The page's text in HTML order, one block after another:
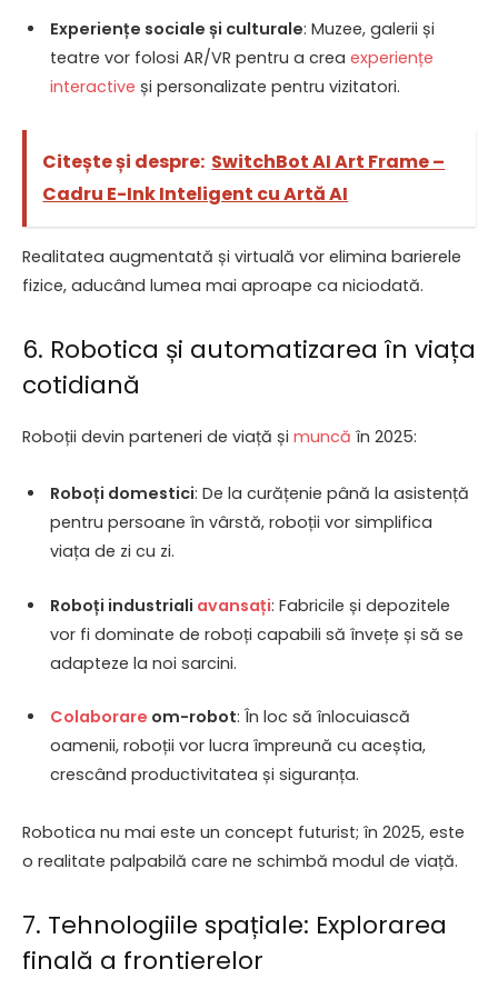
Experiențe sociale și culturale: Muzee, galerii și
teatre vor folosi AR/VR pentru a crea experiențe
interactive și personalizate pentru vizitatori.
Citește și despre: SwitchBot AI Art Frame –
Cadru E-Ink Inteligent cu Artă AI
Realitatea augmentată și virtuală vor elimina barierele
fizice, aducând lumea mai aproape ca niciodată.
6. Robotica și automatizarea în viața
cotidiană
Roboții devin parteneri de viață și muncă în 2025:
Roboți domestici: De la curățenie până la asistență
pentru persoane în vârstă, roboții vor simplifica
viața de zi cu zi.
Roboți industriali avansați: Fabricile și depozitele
vor fi dominate de roboți capabili să învețe și să se
adapteze la noi sarcini.
Colaborare om-robot: În loc să înlocuiască
oamenii, roboții vor lucra împreună cu aceștia,
crescând productivitatea și siguranța.
Robotica nu mai este un concept futurist; în 2025, este
o realitate palpabilă care ne schimbă modul de viață.
7. Tehnologiile spațiale: Explorarea
finală a frontierelor